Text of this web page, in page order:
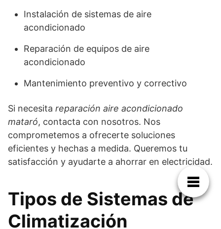
Instalación de sistemas de aire
acondicionado
Reparación de equipos de aire
acondicionado
Mantenimiento preventivo y correctivo
Si necesita reparación aire acondicionado
mataró, contacta con nosotros. Nos
comprometemos a ofrecerte soluciones
eficientes y hechas a medida. Queremos tu
satisfacción y ayudarte a ahorrar en electricidad.
Tipos de Sistemas de
Climatización